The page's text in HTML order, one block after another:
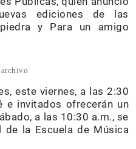
ediciones de las
y Para un amigo
este viernes, a las 2:30
e invitados ofrecerán un
a las 10:30 a.m., se
de la Escuela de Música